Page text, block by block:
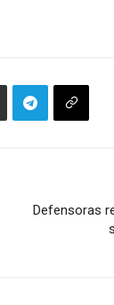
Defensoras